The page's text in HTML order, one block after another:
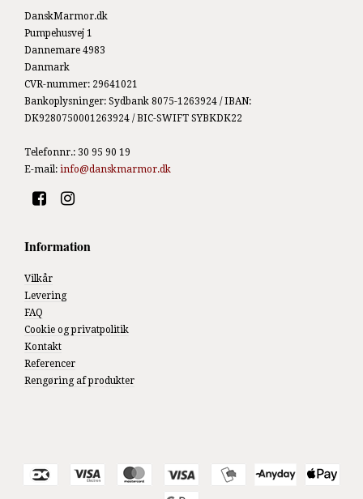
DanskMarmor.dk
Pumpehusvej 1
Dannemare 4983
Danmark
CVR-nummer: 29641021
Bankoplysninger: Sydbank 8075-1263924 / IBAN:
DK9280750001263924 / BIC-SWIFT SYBKDK22
Telefonnr.: 30 95 90 19
E-mail: info@danskmarmor.dk
Information
Vilkår
Levering
FAQ
Cookie og privatpolitik
Kontakt
Referencer
Rengøring af produkter